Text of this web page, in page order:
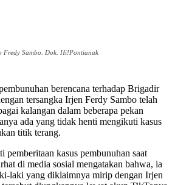
Fredy Sambo. Dok. Hi!Pontianak
berencana terhadap Brigadir
tersangka Irjen Ferdy Sambo telah
kalangan dalam beberapa pekan
ada yang tidak henti mengikuti kasus
titik terang.
pemberitaan kasus pembunuhan saat
di media sosial mengatakan bahwa, ia
laki yang diklaimnya mirip dengan Irjen